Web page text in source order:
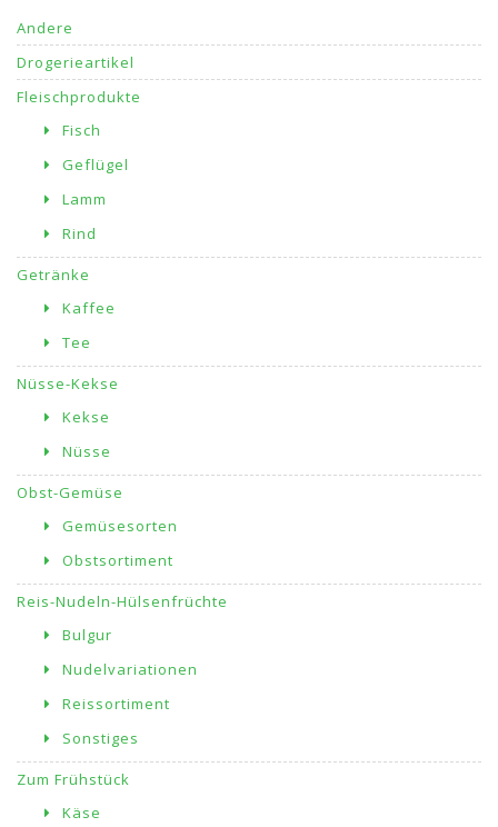
Andere
Drogerieartikel
Fleischprodukte
Fisch
Geflügel
Lamm
Rind
Getränke
Kaffee
Tee
Nüsse-Kekse
Kekse
Nüsse
Obst-Gemüse
Gemüsesorten
Obstsortiment
Reis-Nudeln-Hülsenfrüchte
Bulgur
Nudelvariationen
Reissortiment
Sonstiges
Zum Frühstück
Käse